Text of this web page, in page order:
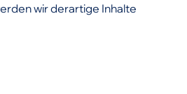
wir derartige Inhalte